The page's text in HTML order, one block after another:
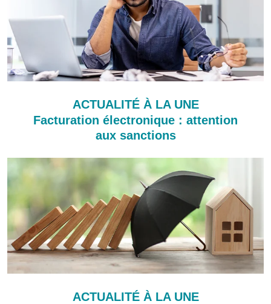
ACTUALITÉ À LA UNE
Facturation électronique : attention
aux sanctions
ACTUALITÉ À LA UNE